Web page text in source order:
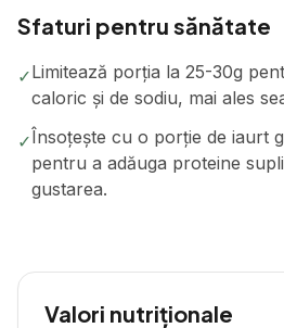
Sfaturi pentru sănătate
✓Limitează porția la 25-30g
caloric și de sodiu, mai ales
✓Însoțește cu o porție de iaurt
pentru a adăuga proteine
gustarea.
Valori nutriționale